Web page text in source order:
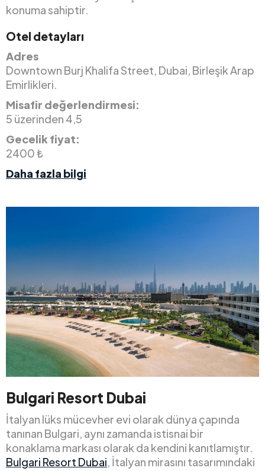
konuma sahiptir.
Otel detayları
Adres
Downtown Burj Khalifa Street, Dubai, Birleşik Arap
Emirlikleri.
Misafir değerlendirmesi:
5 üzerinden 4,5
Gecelik fiyat:
2400 ₺
Daha fazla bilgi
Bulgari Resort Dubai
İtalyan lüks mücevher evi olarak dünya çapında
tanınan Bulgari, aynı zamanda istisnai bir
konaklama markası olarak da kendini kanıtlamıştır.
Bulgari Resort Dubai, İtalyan mirasını tasarımındaki